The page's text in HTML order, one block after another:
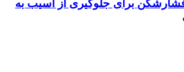
برای جلوگیری از آسیب به